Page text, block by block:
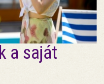
a saját